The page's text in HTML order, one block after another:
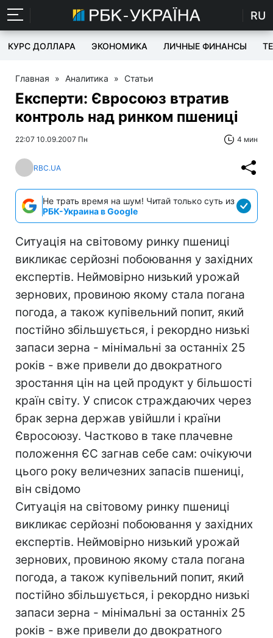
RU
КУРС ДОЛЛАРА ЭКОНОМИКА ЛИЧНЫЕ ФИНАНСЫ
Главная » Аналитика » Статьи
Експерти: Євросоюз втратив
контроль над ринком пшениці
22:07 10.09.2007 Пн 4 мин
RBC.UA
Не трать время на шум! Читай только суть из
РБК-Украина в Google
Ситуація на світовому ринку пшениці
викликає серйозні побоювання у західних
експертів. Неймовірно низький урожай
зернових, провиною якому стала погана
погода, а також купівельний попит, який
постійно збільшується, і рекордно низькі
запаси зерна - мінімальні за останніх 25
років - вже привели до двократного
зростання цін на цей продукт у більшості
країн світу. У список страждаючих через
брак зерна держав увійшли і країни
Євросоюзу. Частково в таке плачевне
положення ЄС загнав себе сам: очікуючи
цього року величезних запасів пшениці,
він свідомо
Ситуація на світовому ринку пшениці
викликає серйозні побоювання у західних
експертів. Неймовірно низький урожай
зернових, провиною якому стала погана
погода, а також купівельний попит, який
постійно збільшується, і рекордно низькі
запаси зерна - мінімальні за останніх 25
років - вже привели до двократного